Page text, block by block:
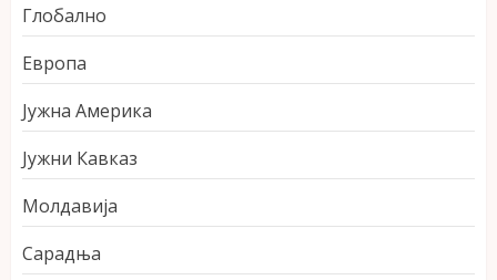
Глобално
Европа
Јужна Америка
Јужни Кавказ
Молдавија
Сарадња